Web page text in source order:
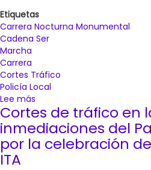
Etiquetas
Carrera Nocturna Monumental
Cadena Ser
Marcha
Carrera
Cortes Tráfico
Policía Local
Lee más
Cortes
de
tráfico
con
Cortes de tráfico en
inmediaciones del
por la celebración
ITA